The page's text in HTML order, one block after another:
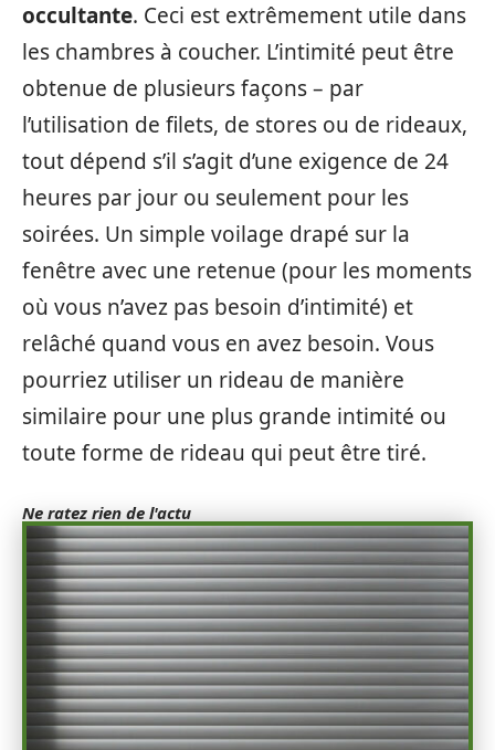
occultante. Ceci est extrêmement utile dans
les chambres à coucher. L’intimité peut être
obtenue de plusieurs façons – par
l’utilisation de filets, de stores ou de rideaux,
tout dépend s’il s’agit d’une exigence de 24
heures par jour ou seulement pour les
soirées. Un simple voilage drapé sur la
fenêtre avec une retenue (pour les moments
où vous n’avez pas besoin d’intimité) et
relâché quand vous en avez besoin. Vous
pourriez utiliser un rideau de manière
similaire pour une plus grande intimité ou
toute forme de rideau qui peut être tiré.
Ne ratez rien de l'actu